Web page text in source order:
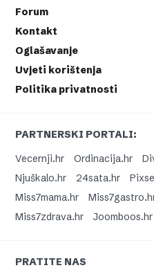
Forum
Kontakt
Oglašavanje
Uvjeti korištenja
Politika privatnosti
PARTNERSKI PORTALI:
Vecernji.hr
Ordinacija.hr
Njuškalo.hr
24sata.hr
Miss7mama.hr
Miss7zdrava.hr
Joomboos.hr
PRATITE NAS